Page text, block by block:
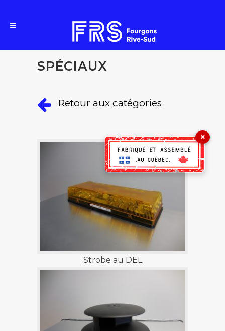
SPÉCIAUX
Retour aux catégories
Strobe au DEL
×